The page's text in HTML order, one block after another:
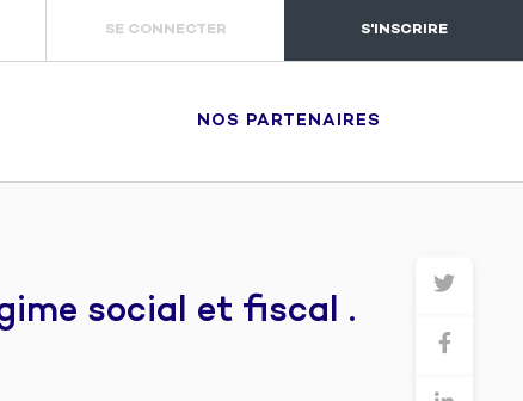
SE CONNECTER S'INSCRIRE
NOS PARTENAIRES
social et fiscal .